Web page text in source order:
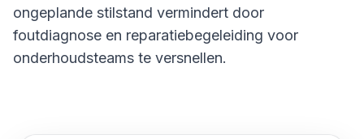
ongeplande stilstand vermindert door
foutdiagnose en reparatiebegeleiding voor
onderhoudsteams te versnellen.